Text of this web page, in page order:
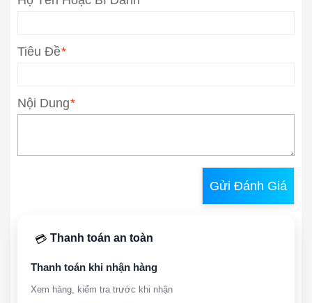
*
Tiêu Đề
*
Nội Dung
Gửi Đánh Giá
💳 Thanh toán an toàn
Thanh toán khi nhận hàng
Xem hàng, kiểm tra trước khi nhận